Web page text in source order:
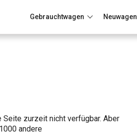
Gebrauchtwagen Neuwagen
Seite zurzeit nicht verfügbar. Aber
andere